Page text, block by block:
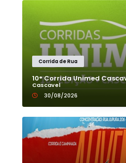
Corrida de Rua
10° Corrida Unimed
Cascavel
30/08/2026